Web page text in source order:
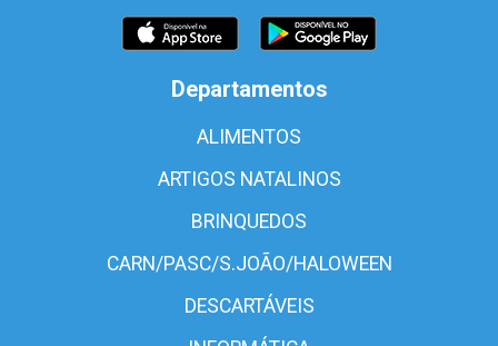
Departamentos
ALIMENTOS
ARTIGOS NATALINOS
BRINQUEDOS
CARN/PASC/S.JOÃO/HALOWEEN
DESCARTÁVEIS